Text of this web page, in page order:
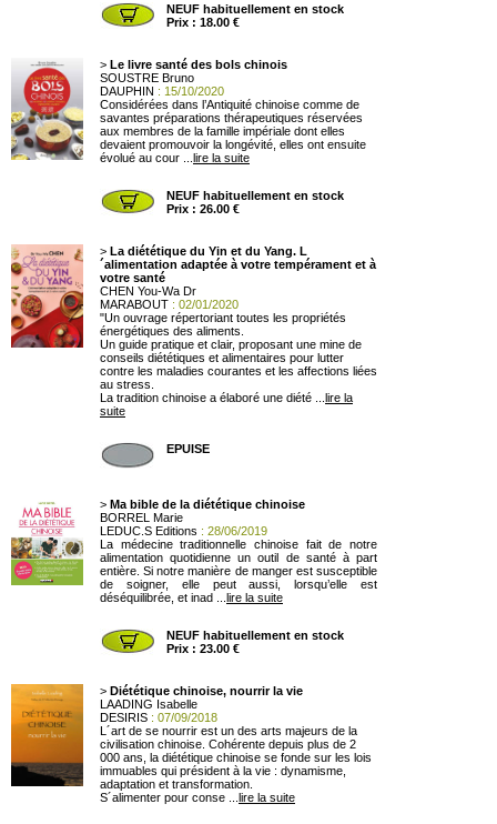
NEUF habituellement en stock
Prix : 18.00 €
> Le livre santé des bols chinois
SOUSTRE Bruno
DAUPHIN : 15/10/2020
Considérées dans l’Antiquité chinoise comme de
savantes préparations thérapeutiques réservées
aux membres de la famille impériale dont elles
devaient promouvoir la longévité, elles ont ensuite
évolué au cour ... lire la suite
NEUF habituellement en stock
Prix : 26.00 €
> La diététique du Yin et du Yang. L
´alimentation adaptée à votre tempérament et à
votre santé
CHEN You-Wa Dr
MARABOUT : 02/01/2020
"Un ouvrage répertoriant toutes les propriétés
énergétiques des aliments.
Un guide pratique et clair, proposant une mine de
conseils diététiques et alimentaires pour lutter
contre les maladies courantes et les affections liées
au stress.
La tradition chinoise a élaboré une diété ... lire la
suite
EPUISE
> Ma bible de la diététique chinoise
BORREL Marie
LEDUC.S Editions : 28/06/2019
La médecine traditionnelle chinoise fait de notre
alimentation quotidienne un outil de santé à part
entière. Si notre manière de manger est susceptible
de soigner, elle peut aussi, lorsqu’elle est
déséquilibrée, et inad ... lire la suite
NEUF habituellement en stock
Prix : 23.00 €
> Diététique chinoise, nourrir la vie
LAADING Isabelle
DESIRIS : 07/09/2018
L´art de se nourrir est un des arts majeurs de la
civilisation chinoise. Cohérente depuis plus de 2
000 ans, la diététique chinoise se fonde sur les lois
immuables qui président à la vie : dynamisme,
adaptation et transformation.
S´alimenter pour conse ... lire la suite